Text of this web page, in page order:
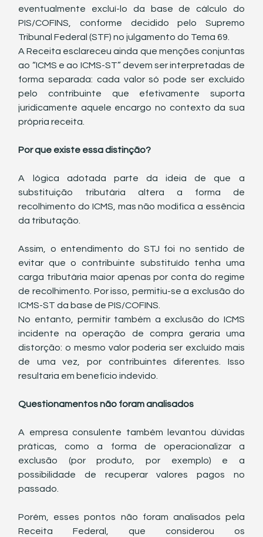
eventualmente excluí-lo da base de cálculo do
PIS/COFINS, conforme decidido pelo Supremo
Tribunal Federal (STF) no julgamento do Tema 69.
A Receita esclareceu ainda que menções conjuntas
ao “ICMS e ao ICMS-ST” devem ser interpretadas de
forma separada: cada valor só pode ser excluído
pelo contribuinte que efetivamente suporta
juridicamente aquele encargo no contexto da sua
própria receita.
Por que existe essa distinção?
A lógica adotada parte da ideia de que a
substituição tributária altera a forma de
recolhimento do ICMS, mas não modifica a essência
da tributação.
Assim, o entendimento do STJ foi no sentido de
evitar que o contribuinte substituído tenha uma
carga tributária maior apenas por conta do regime
de recolhimento. Por isso, permitiu-se a exclusão do
ICMS-ST da base de PIS/COFINS.
No entanto, permitir também a exclusão do ICMS
incidente na operação de compra geraria uma
distorção: o mesmo valor poderia ser excluído mais
de uma vez, por contribuintes diferentes. Isso
resultaria em benefício indevido.
Questionamentos não foram analisados
A empresa consulente também levantou dúvidas
práticas, como a forma de operacionalizar a
exclusão (por produto, por exemplo) e a
possibilidade de recuperar valores pagos no
passado.
Porém, esses pontos não foram analisados pela
Receita Federal, que considerou os